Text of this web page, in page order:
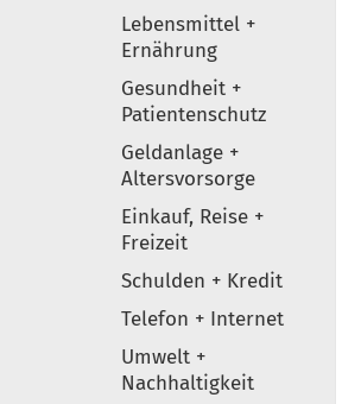
Lebensmittel +
Ernährung
Gesundheit +
Patientenschutz
Geldanlage +
Altersvorsorge
Einkauf, Reise +
Freizeit
Schulden + Kredit
Telefon + Internet
Umwelt +
Nachhaltigkeit